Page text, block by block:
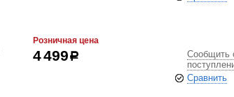
Розничная цена
4 499р
Сообщить
Сравнить